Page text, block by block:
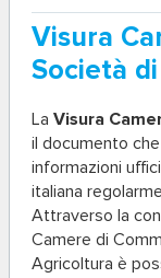
Visura
Società
La Visura
il documento
informazioni
italiana
Attraverso la
Camere di
Agricoltura è